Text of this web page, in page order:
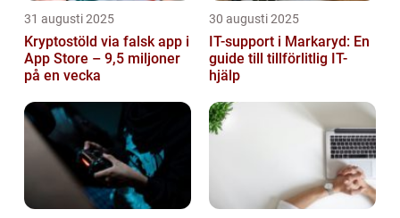
31 augusti 2025
Kryptostöld via falsk app i
App Store – 9,5 miljoner
på en vecka
30 augusti 2025
IT-support i Markaryd: En
guide till tillförlitlig IT-
hjälp